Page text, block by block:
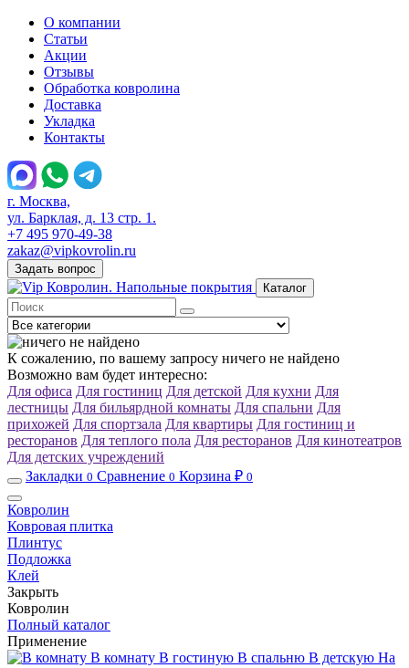
О компании
Статьи
Акции
Отзывы
Обработка ковролина
Доставка
Укладка
Контакты
г. Москва,
ул. Барклая, д. 13 стр. 1.
+7 495 970-49-38
zakaz@vipkovrolin.ru
Задать вопрос
Каталог
К сожалению, по вашему запросу ничего не найдено
Возможно вам будет интересно:
Для офиса Для гостиниц Для детской Для кухни Для
лестницы Для бильярдной комнаты Для спальни Для
прихожей Для спортзала Для квартиры Для гостиниц и
ресторанов Для теплого пола Для ресторанов Для кинотеатров
Для детских учреждений
Закладки 0 Сравнение 0 Корзина ₽ 0
Ковролин
Ковровая плитка
Плинтус
Подложка
Клей
Закрыть
Ковролин
Полный каталог
Применение
В комнату В гостиную В спальню В детскую На